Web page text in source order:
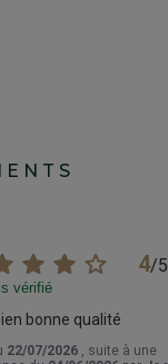
4/5
vérifié
bonne qualité
22/07/2026
, suite à une